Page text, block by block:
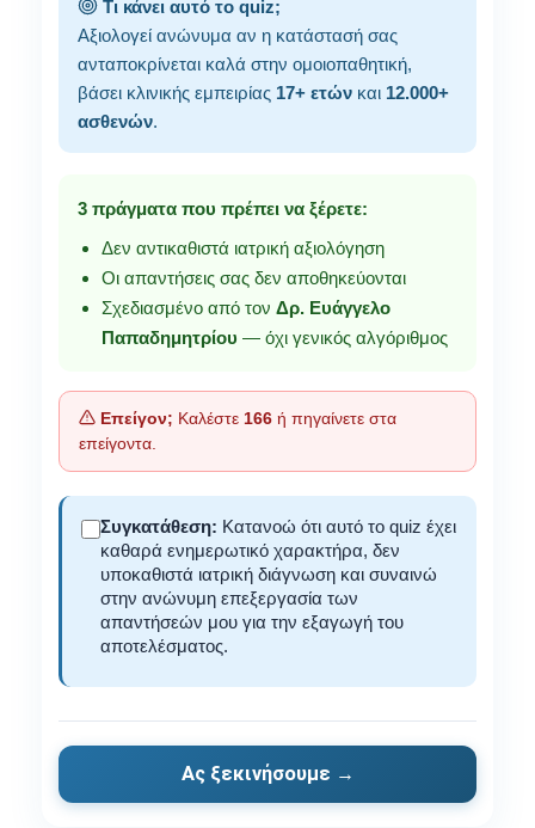
Τι κάνει αυτό το quiz;
Αξιολογεί ανώνυμα αν η κατάστασή σας
ανταποκρίνεται καλά στην ομοιοπαθητική,
βάσει κλινικής εμπειρίας 17+ ετών και 12.000+
ασθενών.
3 πράγματα που πρέπει να ξέρετε:
Δεν αντικαθιστά ιατρική αξιολόγηση
Οι απαντήσεις σας δεν αποθηκεύονται
Σχεδιασμένο από τον Δρ. Ευάγγελο
Παπαδημητρίου — όχι γενικός αλγόριθμος
Επείγον; Καλέστε 166 ή πηγαίνετε στα
επείγοντα.
Συγκατάθεση: Κατανοώ ότι αυτό το quiz έχει
καθαρά ενημερωτικό χαρακτήρα, δεν
υποκαθιστά ιατρική διάγνωση και συναινώ
στην ανώνυμη επεξεργασία των
απαντήσεών μου για την εξαγωγή του
αποτελέσματος.
Ας ξεκινήσουμε →